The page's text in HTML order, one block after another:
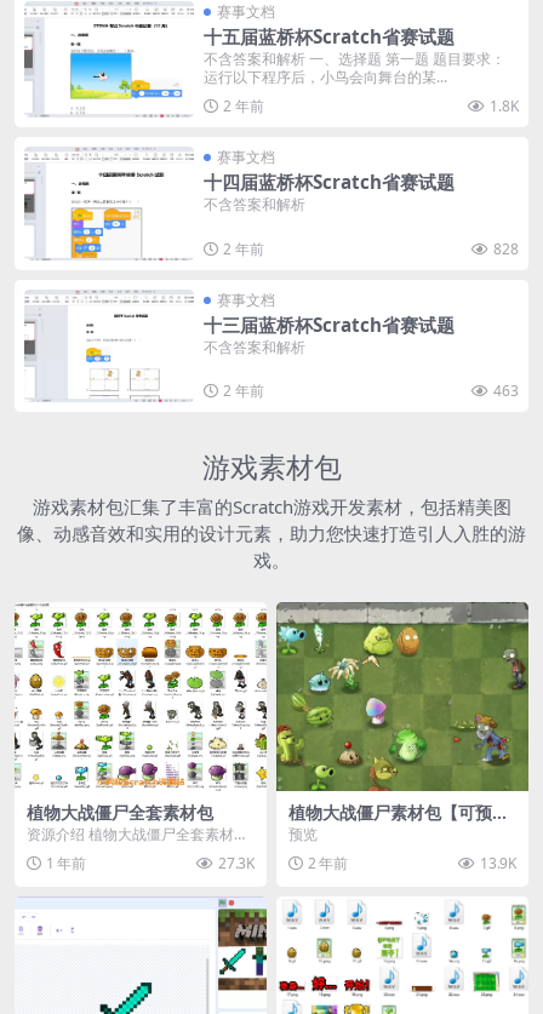
赛事文档
十五届蓝桥杯Scratch省赛试题
不含答案和解析 一、选择题 第一题 题目要求：
运行以下程序后，小鸟会向舞台的某...
2 年前
1.8K
赛事文档
十四届蓝桥杯Scratch省赛试题
不含答案和解析
2 年前 828
赛事文档
十三届蓝桥杯Scratch省赛试题
不含答案和解析
2 年前 463
游戏素材包
游戏素材包汇集了丰富的Scratch游戏开发素材，包括精美图
像、动感音效和实用的设计元素，助力您快速打造引人入胜的游
戏。
植物大战僵尸全套素材包
资源介绍 植物大战僵尸全套素材
包，包含227个丰富多样的素材，
涵盖角色、背景、动...
1 年前 27.3K
植物大战僵尸素材包【可预
览】
预览
2 年前
13.9K